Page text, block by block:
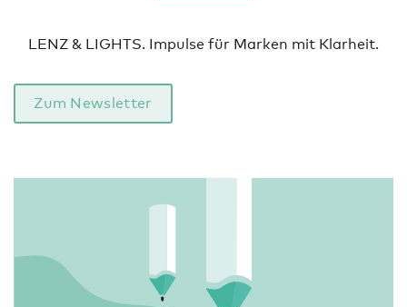
LENZ & LIGHTS. Impulse für Marken mit Klarheit.
Zum Newsletter